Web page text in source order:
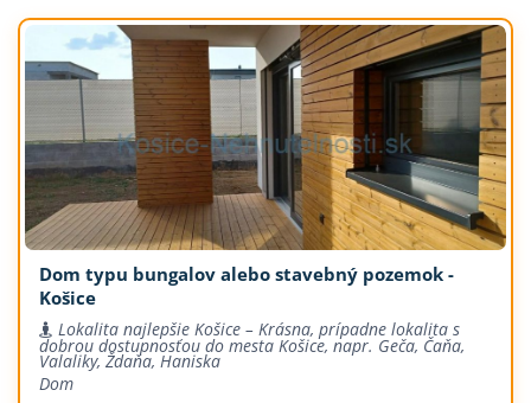
Dom typu bungalov alebo stavebný pozemok -
Košice
Lokalita najlepšie Košice – Krásna, prípadne lokalita s
dobrou dostupnosťou do mesta Košice, napr. Geča, Čaňa,
Valaliky, Ždaňa, Haniska
Dom